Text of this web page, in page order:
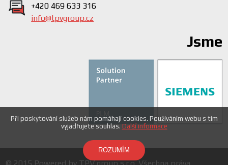
+420 469 633 316
info@tpvgroup.cz
Jsme
© 2015 Powered by TPV group s.r.o. Všechna práva
Při poskytování služeb nám pomáhají cookies. Používáním webu s tím
vyjadřujete souhlas. Další informace
ROZUMÍM